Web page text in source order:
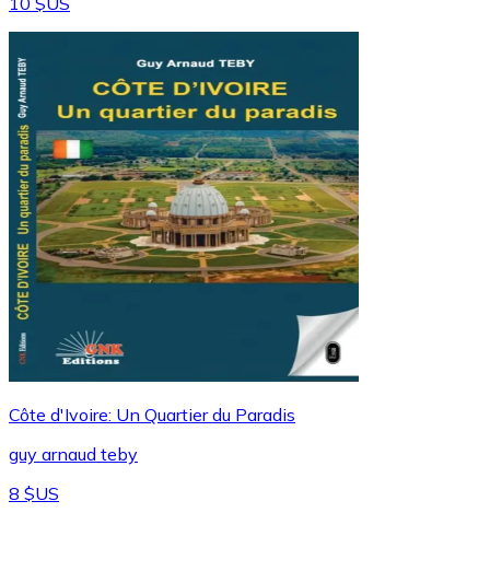
Côte d'Ivoire: Un Quartier du Paradis
guy arnaud teby
8 $US